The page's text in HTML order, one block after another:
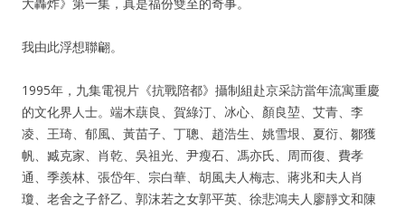
我由此浮想聯翩。
1995年，九集電視片《抗戰陪都》攝制組赴京采訪當年流寓重慶
的文化界人士。端木蕻良、賀綠汀、冰心、顏良堃、艾青、李
凌、王琦、郁風、黃苗子、丁聰、趙浩生、姚雪垠、夏衍、鄒獲
帆、臧克家、肖乾、吳祖光、尹瘦石、馮亦氏、周而復、費孝
通、季羨林、張岱年、宗白華、胡風夫人梅志、蔣兆和夫人肖
瓊、老舍之子舒乙、郭沫若之女郭平英、徐悲鴻夫人廖靜文和陳